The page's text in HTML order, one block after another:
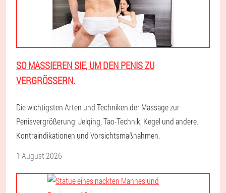
SO MASSIEREN SIE, UM DEN PENIS ZU
VERGRÖSSERN.
Die wichtigsten Arten und Techniken der Massage zur
Penisvergrößerung: Jelqing, Tao-Technik, Kegel und andere.
Kontraindikationen und Vorsichtsmaßnahmen.
1 August 2026